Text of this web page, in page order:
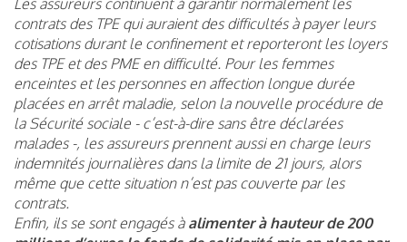
contrats des TPE qui auraient des difficultés à payer leurs
cotisations durant le confinement et reporteront les loyers
des TPE et des PME en difficulté. Pour les femmes
enceintes et les personnes en affection longue durée
placées en arrêt maladie, selon la nouvelle procédure de
la Sécurité sociale - c’est-à-dire sans être déclarées
malades -, les assureurs prennent aussi en charge leurs
indemnités journalières dans la limite de 21 jours, alors
même que cette situation n’est pas couverte par les
contrats.
Enfin, ils se sont engagés à alimenter à hauteur de 200